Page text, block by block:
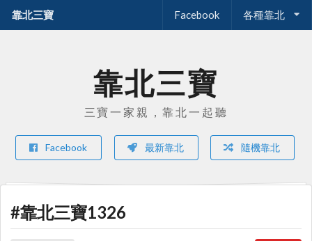
靠北三寶 Facebook 各種靠北
靠北三寶
三寶一家親，靠北一起聽
Facebook 最新靠北 隨機靠北
#靠北三寶1326